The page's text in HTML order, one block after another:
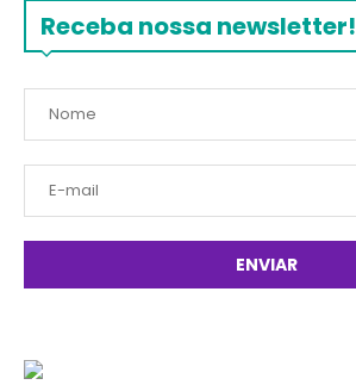
Receba nossa newsletter!